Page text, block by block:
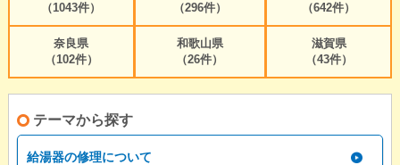
（1043件）
（296件）
（642件）
奈良県
（102件）
和歌山県
（26件）
滋賀県
（43件）
テーマから探す
給湯器の修理について